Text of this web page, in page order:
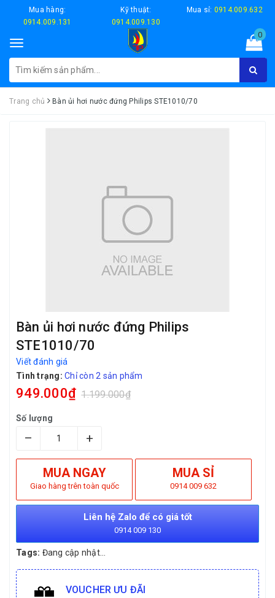
Mua hàng:
0914.009.131
Kỹ thuật:
0914.009.130
Mua sỉ: 0914.009.632
Toggle
navigation
0
Trang chủ Bàn ủi hơi nước đứng Philips STE1010/70
Bàn ủi hơi nước đứng Philips
STE1010/70
Viết đánh giá
Tình trạng: Chỉ còn 2 sản phẩm
949.000₫ 1.199.000₫
Số lượng
– +
MUA NGAY
Giao hàng trên toàn quốc
MUA SỈ
0914 009 632
Liên hệ Zalo để có giá tốt
0914 009 130
Tags: Đang cập nhật...
VOUCHER ƯU ĐÃI